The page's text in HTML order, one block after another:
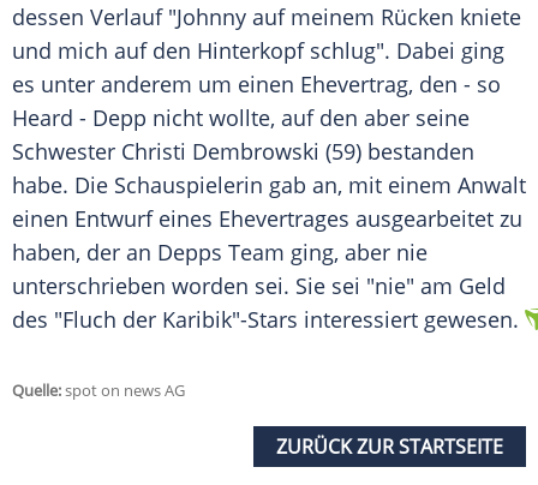
dessen Verlauf "Johnny auf meinem Rücken kniete
und mich auf den Hinterkopf schlug". Dabei ging
es unter anderem um einen Ehevertrag, den - so
Heard - Depp nicht wollte, auf den aber seine
Schwester Christi Dembrowski (59) bestanden
habe. Die Schauspielerin gab an, mit einem Anwalt
einen Entwurf eines Ehevertrages ausgearbeitet zu
haben, der an Depps Team ging, aber nie
unterschrieben worden sei. Sie sei "nie" am Geld
des "Fluch der Karibik"-Stars interessiert gewesen.
Quelle:spot on news AG
ZURÜCK ZUR STARTSEITE